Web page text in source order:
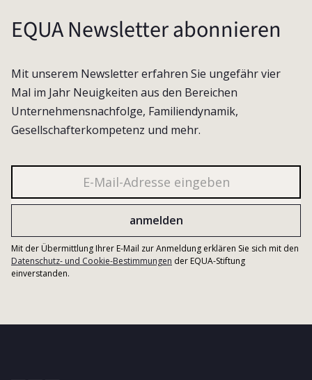
EQUA Newsletter abonnieren
Mit unserem Newsletter erfahren Sie ungefähr vier
Mal im Jahr Neuigkeiten aus den Bereichen
Unternehmensnachfolge, Familiendynamik,
Gesellschafterkompetenz und mehr.
Mit der Übermittlung Ihrer E-Mail zur Anmeldung erklären Sie sich mit den
Datenschutz- und Cookie-Bestimmungen der EQUA-Stiftung
einverstanden.